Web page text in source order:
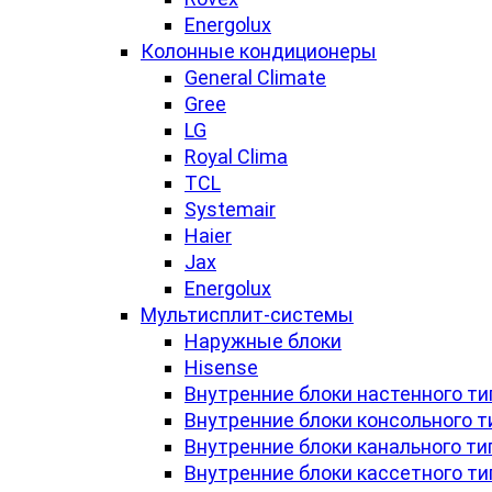
Energolux
Колонные кондиционеры
General Climate
Gree
LG
Royal Clima
TCL
Systemair
Haier
Jax
Energolux
Мультисплит-системы
Наружные блоки
Hisense
Внутренние блоки настенного
Внутренние блоки консольного
Внутренние блоки канального
Внутренние блоки кассетного